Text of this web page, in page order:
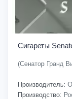
Сигареты
(Сенатор Гранд
Производитель:
Производство: